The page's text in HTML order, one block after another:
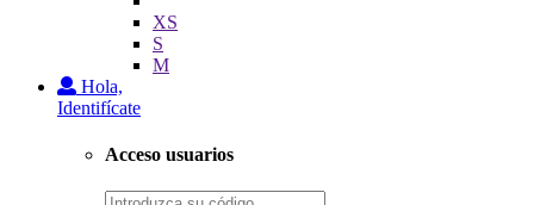
XS
S
M
Hola,
Identifícate
Acceso usuarios